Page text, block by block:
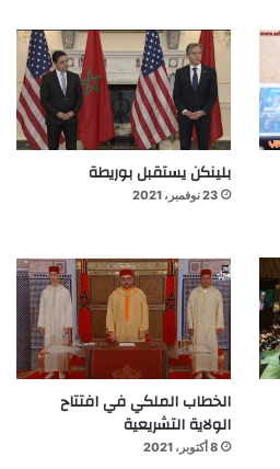
بلينكن يستقبل بوريطة
23 نوفمبر، 2021
الخطاب الملكي في افتتاح
الولاية التشريعية
8 أكتوبر، 2021